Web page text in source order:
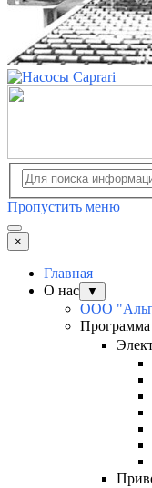
Пропустить меню
×
Главная
О нас
▼
ООО
Программа